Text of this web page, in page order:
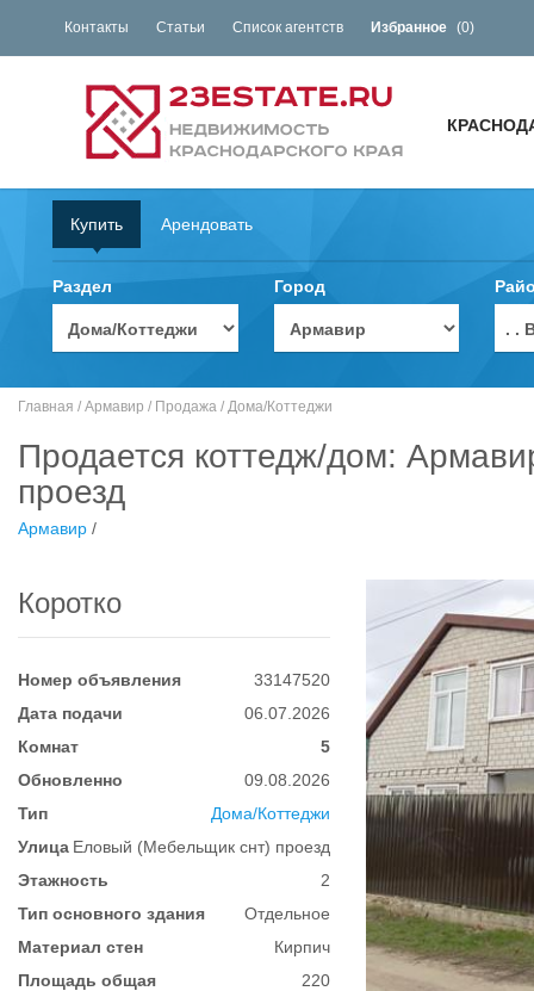
Контакты Статьи Список агентств Избранное (0)
Купить Арендовать
Раздел Город
. .
Главная / Армавир / Продажа / Дома/Коттеджи
Продается коттедж/дом:
проезд
Армавир /
Коротко
Номер объявления
33147520
Дата подачи
06.07.2026
Комнат
5
Обновленно
09.08.2026
Тип
Дома/Коттеджи
Улица Еловый (Мебельщик снт) проезд
Этажность
2
Тип основного здания
Отдельное
Материал стен
Кирпич
Площадь общая
220